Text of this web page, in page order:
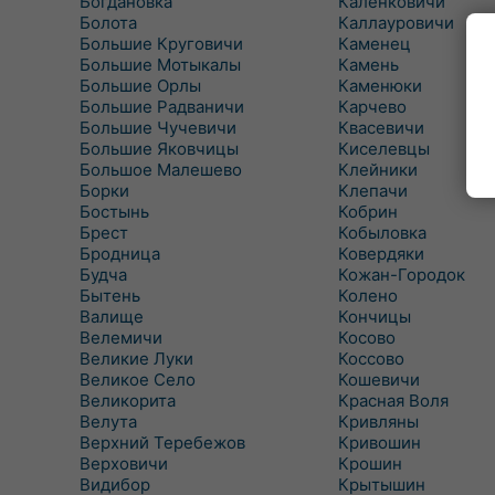
Болота
Большие Круговичи
Большие Мотыкалы
Большие Орлы
Большие Радваничи
Большие Чучевичи
Большие Яковчицы
Большое Малешево
Борки
Бостынь
Брест
Бродница
Будча
Бытень
Валище
Велемичи
Великие Луки
Великое Село
Великорита
Велута
Верхний Теребежов
Верховичи
Видибор
Каллауровичи
Каменец
Камень
Каменюки
Карчево
Квасевичи
Киселевцы
Клейники
Клепачи
Кобрин
Кобыловка
Ковердяки
Кожан-Городок
Колено
Кончицы
Косово
Коссово
Кошевичи
Красная Воля
Кривляны
Кривошин
Крошин
Крытышин